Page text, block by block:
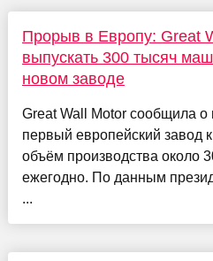
Прорыв в Европу: Great
выпускать 300 тысяч
новом заводе
Great Wall Motor сообщила о
первый европейский завод
объём производства около
ежегодно. По данным
...